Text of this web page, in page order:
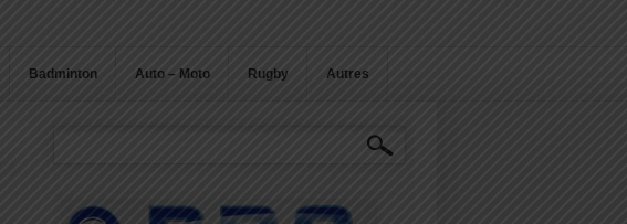
Badminton Auto – Moto Rugby Autres